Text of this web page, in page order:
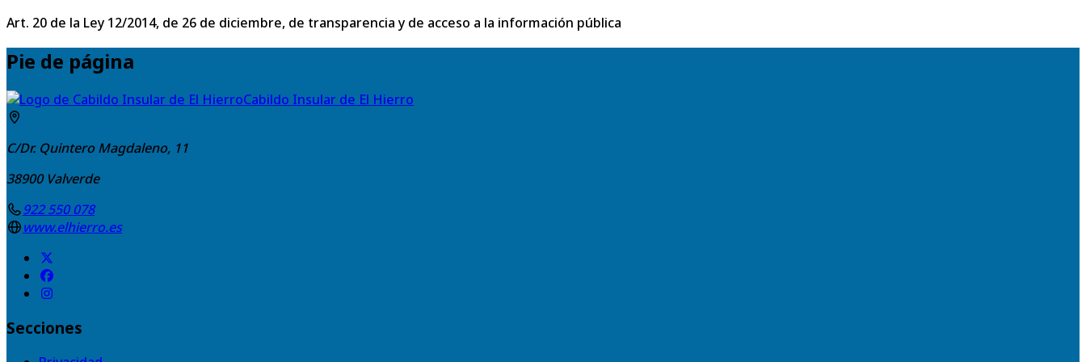
Art. 20 de la Ley 12/2014, de 26 de diciembre, de transparencia y de acceso a la información pública
Pie de página
Cabildo Insular de El Hierro
C/Dr. Quintero Magdaleno, 11
38900 Valverde
922 550 078
www.elhierro.es
Secciones